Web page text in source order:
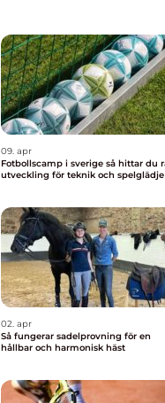
09. apr
Fotbollscamp i sverige så hittar du rätt
utveckling för teknik och spelglädje
02. apr
Så fungerar sadelprovning för en
hållbar och harmonisk häst